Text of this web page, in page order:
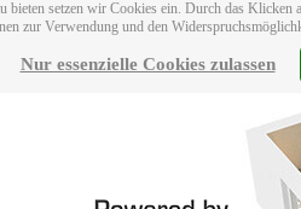
bieten setzen wir Cookies ein. Durch das
zur Verwendung und den
Nur essenzielle Cookies zulassen